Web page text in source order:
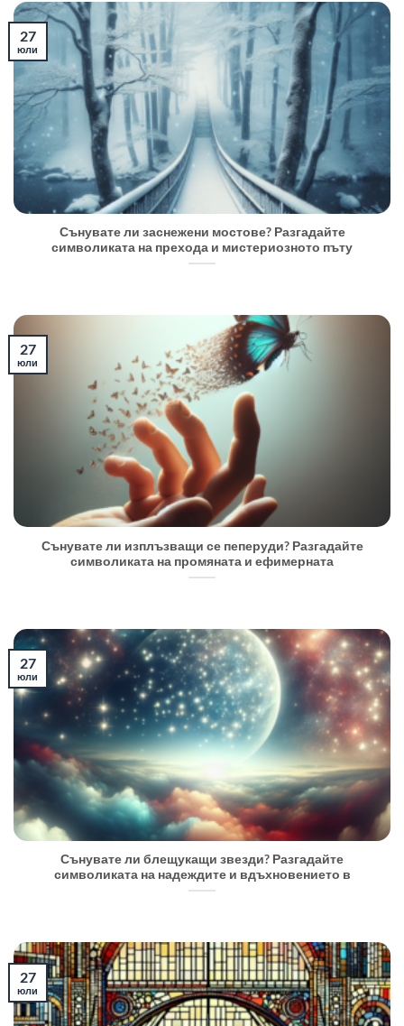
Сънувате ли заснежени мостове? Разгадайте
символиката на прехода и мистериозното пъту
27
юли
Сънувате ли изплъзващи се пеперуди? Разгадайте
символиката на промяната и ефимерната
27
юли
Сънувате ли блещукащи звезди? Разгадайте
символиката на надеждите и вдъхновението в
27
юли
27
юли